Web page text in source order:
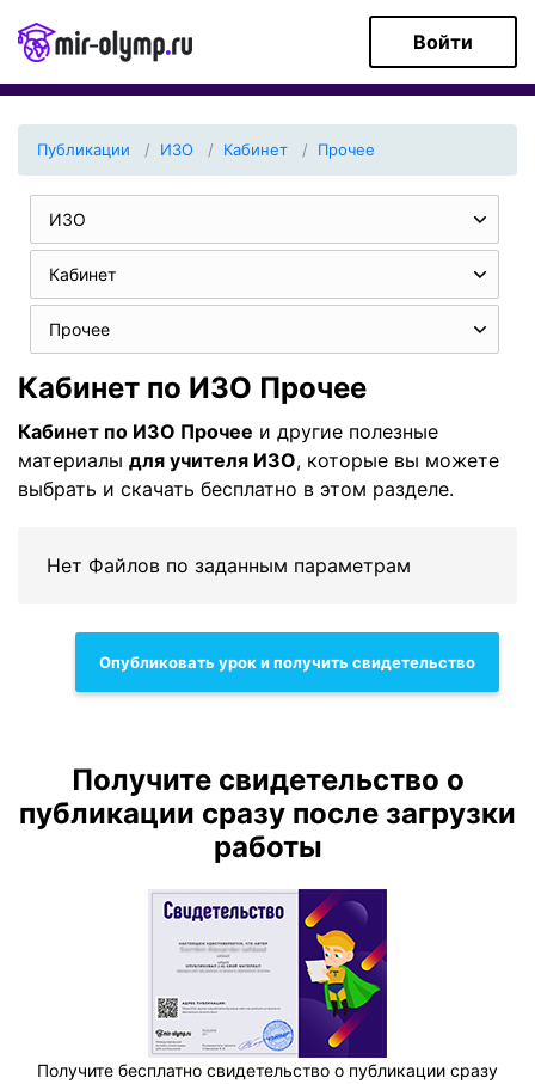
Войти
Публикации ИЗО Кабинет Прочее
ИЗО
Кабинет
Прочее
Кабинет по ИЗО Прочее
Кабинет по ИЗО Прочее и другие полезные
материалы для учителя ИЗО, которые вы можете
выбрать и скачать бесплатно в этом разделе.
Нет Файлов по заданным параметрам
Опубликовать урок и получить свидетельство
Получите свидетельство о
публикации сразу после загрузки
работы
Получите бесплатно свидетельство о публикации сразу